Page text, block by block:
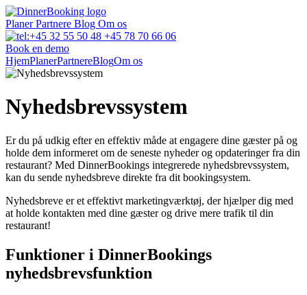
PlanerPartnere Blog Om os
+45 78 70 66 06
Book en demo
HjemPlanerPartnereBlogOm os
Nyhedsbrevssystem
Er du på udkig efter en effektiv måde at engagere dine gæster på og
holde dem informeret om de seneste nyheder og opdateringer fra din
restaurant? Med DinnerBookings integrerede nyhedsbrevssystem,
kan du sende nyhedsbreve direkte fra dit bookingsystem.
Nyhedsbreve er et effektivt marketingværktøj, der hjælper dig med
at holde kontakten med dine gæster og drive mere trafik til din
restaurant!
Funktioner i DinnerBookings
nyhedsbrevsfunktion